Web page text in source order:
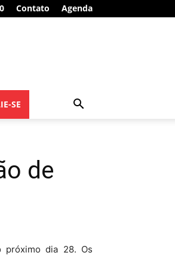
Contato Agenda
SE
de
próximo dia 28. Os